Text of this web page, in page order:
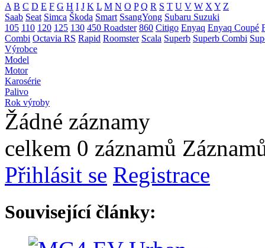
A B C D E F G H I J K L M N O P Q R S T U V W X Y Z
Saab Seat Simca Škoda Smart SsangYong Subaru Suzuki
105 110 120 125 130 450 Roadster 860 Citigo Enyaq Enyaq Coupé
Combi Octavia RS Rapid Roomster Scala Superb Superb Combi
Výrobce
Model
Motor
Karosérie
Palivo
Rok výroby
Žádné záznamy
celkem 0 záznamů
Přihlásit se Registrace
Související články: